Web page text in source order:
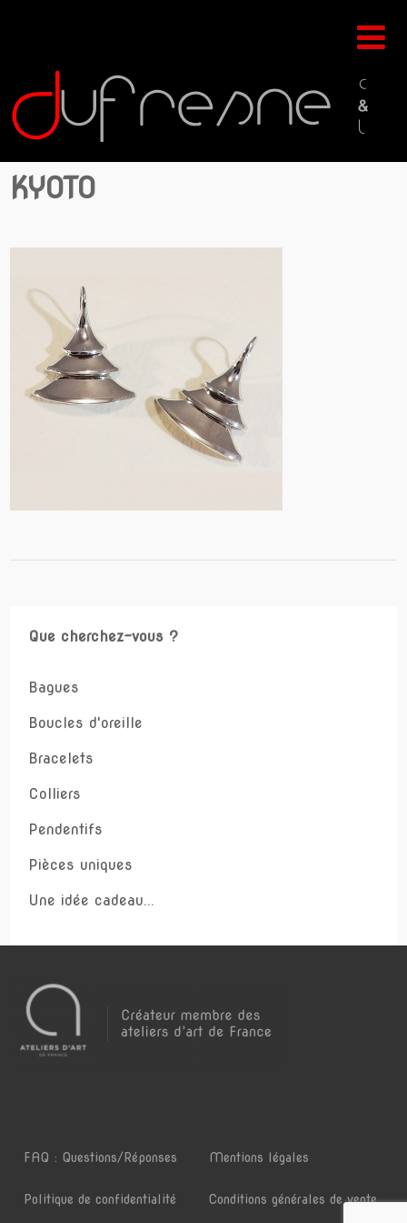
KYOTO
Que cherchez-vous ?
Bagues
Boucles d'oreille
Bracelets
Colliers
Pendentifs
Pièces uniques
Une idée cadeau...
FAQ : Questions/Réponses Mentions légales
Politique de confidentialité Conditions générales de vente